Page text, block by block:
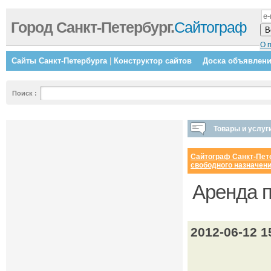
О
Город Санкт-Петербург.Сайтограф
Сайты Санкт-Петербурга| Конструктор сайтов Доска
Поиск :
Товары и
Сайтограф Санкт-
свободного
Аренда
2012-06-12